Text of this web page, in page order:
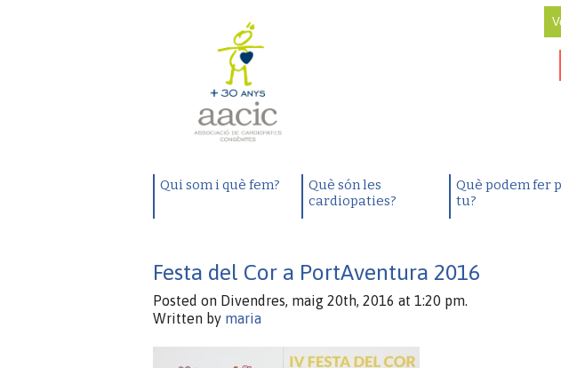
Qui som i què fem?
Què són les
cardiopaties?
Què podem fer
tu?
Festa del Cor a PortAventura 2016
Posted on Divendres, maig 20th, 2016 at 1:20 pm.
Written by maria